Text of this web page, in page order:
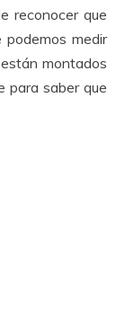
reconocer que
medir
montados
para saber que